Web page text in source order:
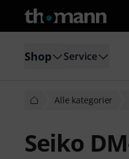
Shop Service
Alle kategorier
Seiko